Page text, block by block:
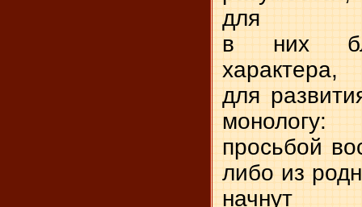
для
в них
для
просьбой
либо из
начнут